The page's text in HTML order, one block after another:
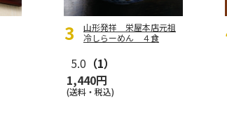
山形発祥 栄屋本店元祖
冷しらーめん ４食
5.0 （1）
1,440円
(送料・税込)